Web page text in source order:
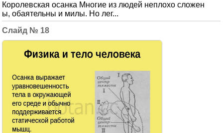
Королевская осанка Многие из людей неплохо сложен
ы, обаятельны и милы. Но лег...
18